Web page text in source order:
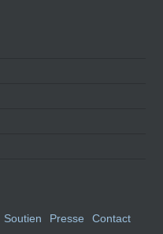
Soutien Presse
Contact